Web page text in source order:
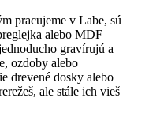
pracujeme v Labe, sú
alebo MDF
gravírujú a
ozdoby alebo
drevené dosky alebo
ale stále ich vieš